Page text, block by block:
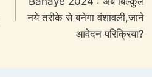
नये तरीके से बनेगा वंशावली,जाने
आवेदन परिक्रिया?